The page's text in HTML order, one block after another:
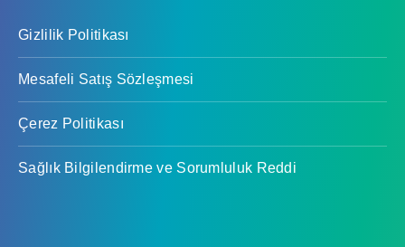
Gizlilik Politikası
Mesafeli Satış Sözleşmesi
Çerez Politikası
Sağlık Bilgilendirme ve Sorumluluk Reddi